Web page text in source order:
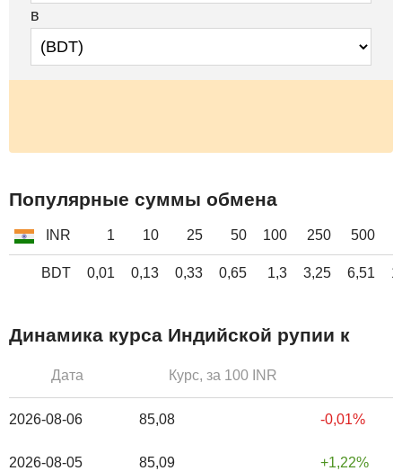
в
Популярные суммы обмена
INR 1 10 25 50 100 250 500
BDT 0,01 0,13 0,33 0,65 1,3 3,25 6,51
Динамика курса Индийской рупии к
Дата Курс, за 100 INR
2026-08-06 85,08 -0,01%
2026-08-05 85,09 1,22%